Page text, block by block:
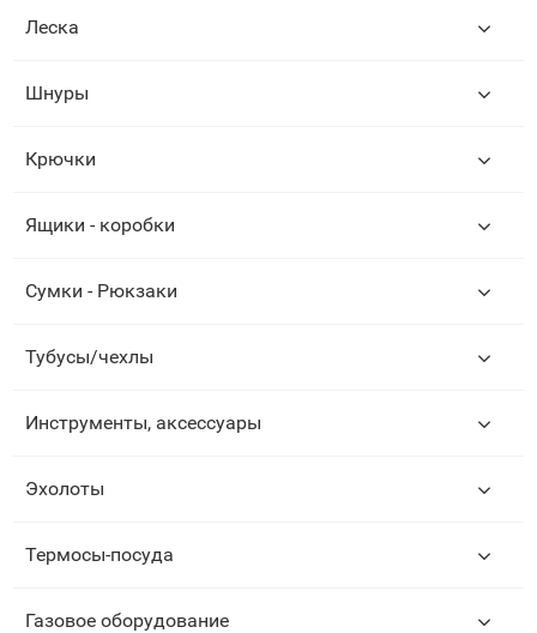
Леска
Шнуры
Крючки
Ящики - коробки
Сумки - Рюкзаки
Тубусы/чехлы
Инструменты, аксессуары
Эхолоты
Термосы-посуда
Газовое оборудование